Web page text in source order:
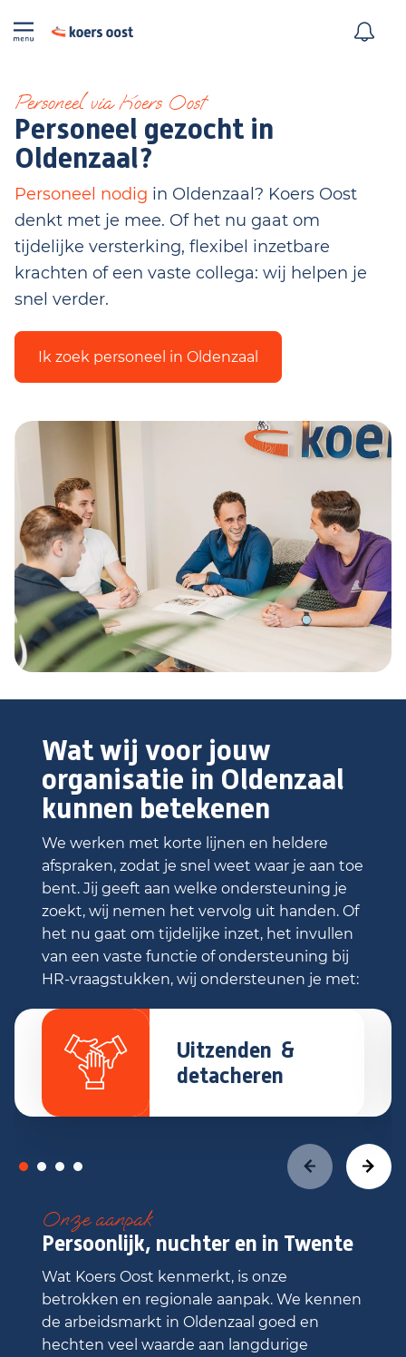
Personeel via Koers Oost
Personeel gezocht in
Oldenzaal?
Personeel nodig in Oldenzaal? Koers Oost
denkt met je mee. Of het nu gaat om
tijdelijke versterking, flexibel inzetbare
krachten of een vaste collega: wij helpen je
snel verder.
Ik zoek personeel in Oldenzaal
Wat wij voor jouw
organisatie in Oldenzaal
kunnen betekenen
We werken met korte lijnen en heldere
afspraken, zodat je snel weet waar je aan toe
bent. Jij geeft aan welke ondersteuning je
zoekt, wij nemen het vervolg uit handen. Of
het nu gaat om tijdelijke inzet, het invullen
van een vaste functie of ondersteuning bij
HR-vraagstukken, wij ondersteunen je met:
Uitzenden &
detacheren
Onze aanpak
Persoonlijk, nuchter en in Twente
Wat Koers Oost kenmerkt, is onze
betrokken en regionale aanpak. We kennen
de arbeidsmarkt in Oldenzaal goed en
hechten veel waarde aan langdurige